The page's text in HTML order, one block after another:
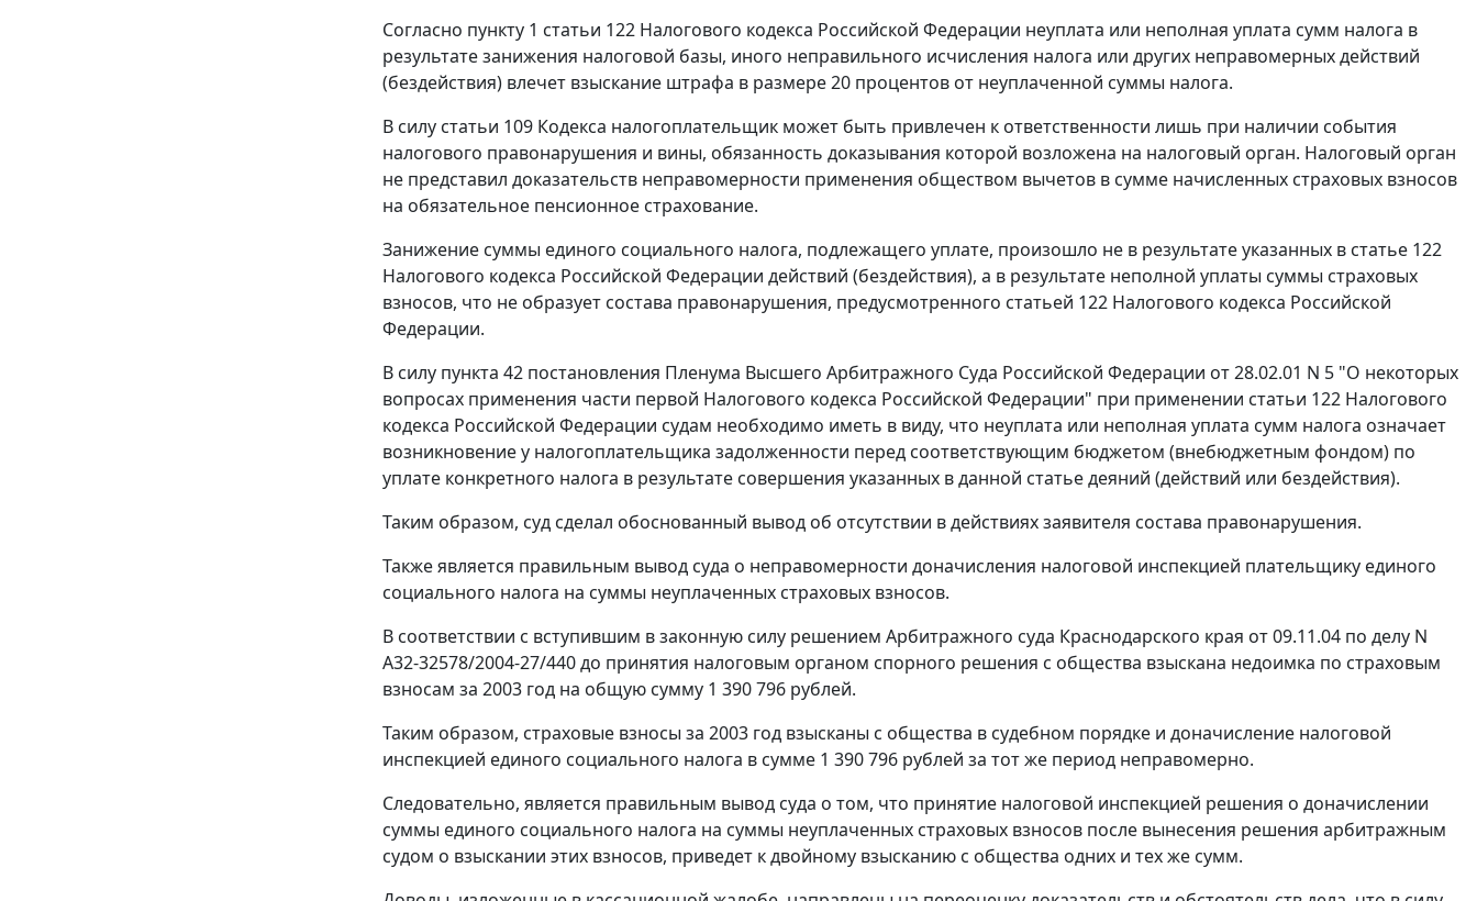
Согласно пункту 1 статьи 122 Налогового кодекса Российской Федерации неуплата или неполная уплата сумм налога в
результате занижения налоговой базы, иного неправильного исчисления налога или других неправомерных действий
(бездействия) влечет взыскание штрафа в размере 20 процентов от неуплаченной суммы налога.
В силу статьи 109 Кодекса налогоплательщик может быть привлечен к ответственности лишь при наличии события
налогового правонарушения и вины, обязанность доказывания которой возложена на налоговый орган. Налоговый орган
не представил доказательств неправомерности применения обществом вычетов в сумме начисленных страховых взносов
на обязательное пенсионное страхование.
Занижение суммы единого социального налога, подлежащего уплате, произошло не в результате указанных в статье 122
Налогового кодекса Российской Федерации действий (бездействия), а в результате неполной уплаты суммы страховых
взносов, что не образует состава правонарушения, предусмотренного статьей 122 Налогового кодекса Российской
Федерации.
В силу пункта 42 постановления Пленума Высшего Арбитражного Суда Российской Федерации от 28.02.01 N 5 "О некоторых
вопросах применения части первой Налогового кодекса Российской Федерации" при применении статьи 122 Налогового
кодекса Российской Федерации судам необходимо иметь в виду, что неуплата или неполная уплата сумм налога означает
возникновение у налогоплательщика задолженности перед соответствующим бюджетом (внебюджетным фондом) по
уплате конкретного налога в результате совершения указанных в данной статьедеяний (действий или бездействия).
Таким образом, суд сделал обоснованный вывод об отсутствии в действиях заявителя состава правонарушения.
Также является правильным вывод суда о неправомерности доначисления налоговой инспекцией плательщику единого
социального налога на суммы неуплаченных страховых взносов.
В соответствии с вступившим в законную силу решением Арбитражного суда Краснодарского края от 09.11.04 по делу N
А32-32578/2004-27/440 до принятия налоговым органом спорного решения с общества взыскана недоимка по страховым
взносам за 2003 год на общую сумму 1 390 796 рублей.
Таким образом, страховые взносы за 2003 год взысканы с общества в судебном порядке и доначисление налоговой
инспекцией единого социального налога в сумме 1 390 796 рублей за тот же период неправомерно.
Следовательно, является правильным вывод суда о том, что принятие налоговой инспекцией решения о доначислении
суммы единого социального налога на суммы неуплаченных страховых взносов после вынесения решения арбитражным
судом о взыскании этих взносов, приведет к двойному взысканию с общества одних и тех же сумм.